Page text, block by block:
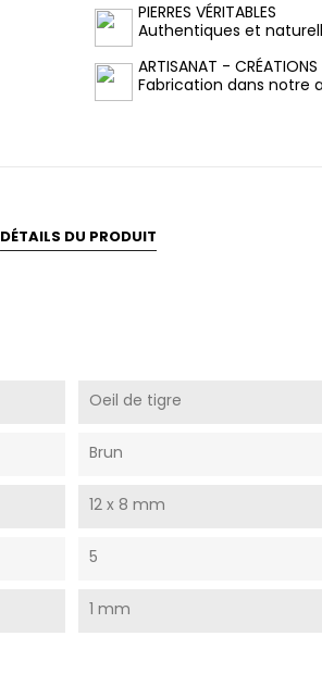
PIERRES VÉRITABLES
Authentiques et
ARTISANAT - CRÉATIONS
Fabrication dans notre
DÉTAILS DU PRODUIT
Oeil de tigre
Brun
12 x 8 mm
5
1 mm